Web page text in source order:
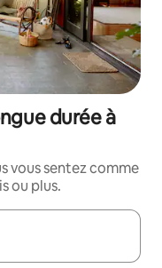
durée à
vous sentez comme
ou plus.
les flèches vers le